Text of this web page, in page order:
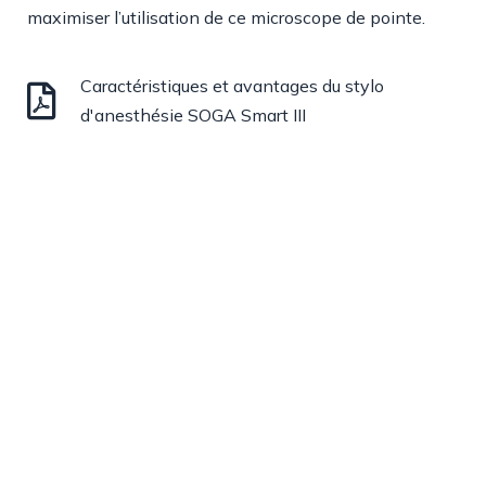
maximiser l’utilisation de ce microscope de pointe.
Caractéristiques et avantages du stylo
d'anesthésie SOGA Smart III